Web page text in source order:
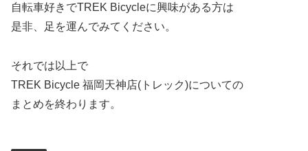
自転車好きでTREK Bicycleに興味がある方は
是非、足を運んでみてください。
それでは以上で
TREK Bicycle 福岡天神店(トレック)についての
まとめを終わります。